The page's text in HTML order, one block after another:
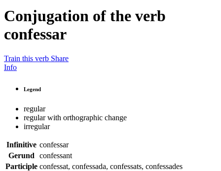
Conjugation of the verb
confessar
Train this verb Share
Info
Legend
regular
regular with orthographic change
irregular
Infinitive confessar
Gerund
confessant
Participle confessat, confessada, confessats, confessades